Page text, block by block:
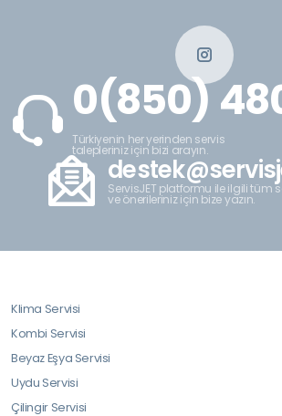
0(850)
Türkiyenin her yerinden servis
talepleriniz için bizi arayın.
ServisJET platformu ile ilgili tüm
ve önerileriniz için bize yazın.
Klima Servisi
Kombi Servisi
Beyaz Eşya Servisi
Uydu Servisi
Çilingir Servisi